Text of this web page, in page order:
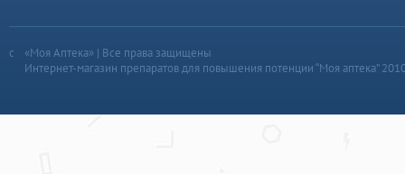
«Моя Аптека» | Все права защищены
Интернет-магазин препаратов для повышения потенции “Моя аптека”